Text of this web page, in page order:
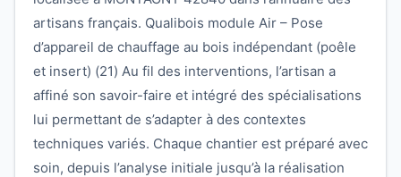
artisans français. Qualibois module Air – Pose
d’appareil de chauffage au bois indépendant (poêle
et insert) (21) Au fil des interventions, l’artisan a
affiné son savoir-faire et intégré des spécialisations
lui permettant de s’adapter à des contextes
techniques variés. Chaque chantier est préparé avec
soin, depuis l’analyse initiale jusqu’à la réalisation